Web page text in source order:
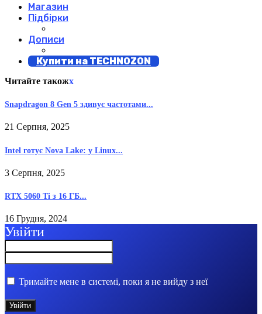
Магазин
Підбірки
Дописи
Купити на TECHNOZON
Читайте такожx
Snapdragon 8 Gen 5 здивує частотами...
21 Серпня, 2025
Intel готує Nova Lake: у Linux...
3 Серпня, 2025
RTX 5060 Ti з 16 ГБ...
16 Грудня, 2024
Увійти
Тримайте мене в системі, поки я не вийду з неї